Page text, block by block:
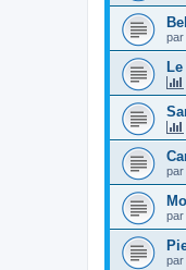
par
par
par
par